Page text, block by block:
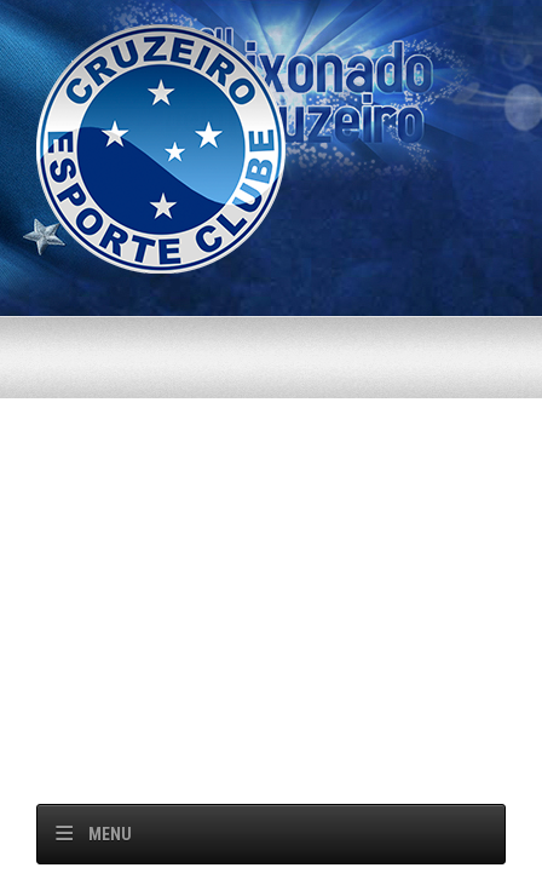
MENU